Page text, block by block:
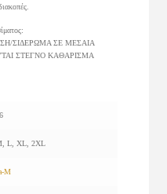
ΣΙΔΕΡΩΜΑ ΣΕ ΜΕΣΑΙΑ
ΣΤΕΓΝΟ ΚΑΘΑΡΙΣΜΑ
L, XL, 2XL
M